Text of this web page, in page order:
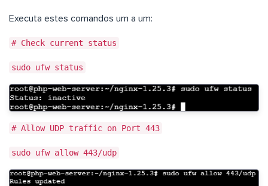
Executa estes comandos um a um:
# Check current status
sudo ufw status
# Allow UDP traffic on Port 443
sudo ufw allow 443/udp